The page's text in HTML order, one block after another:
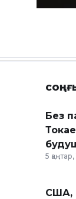
Без
5 қаңтар,
США,